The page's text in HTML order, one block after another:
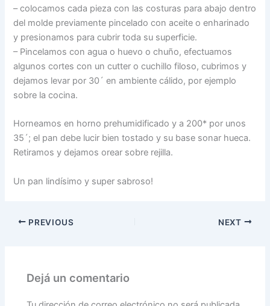
– colocamos cada pieza con las costuras para abajo dentro
del molde previamente pincelado con aceite o enharinado
y presionamos para cubrir toda su superficie.
– Pincelamos con agua o huevo o chuño, efectuamos
algunos cortes con un cutter o cuchillo filoso, cubrimos y
dejamos levar por 30´ en ambiente cálido, por ejemplo
sobre la cocina.
Horneamos en horno prehumidificado y a 200* por unos
35´; el pan debe lucir bien tostado y su base sonar hueca.
Retiramos y dejamos orear sobre rejilla.
Un pan lindísimo y super sabroso!
PREVIOUS NEXT
Dejá un comentario